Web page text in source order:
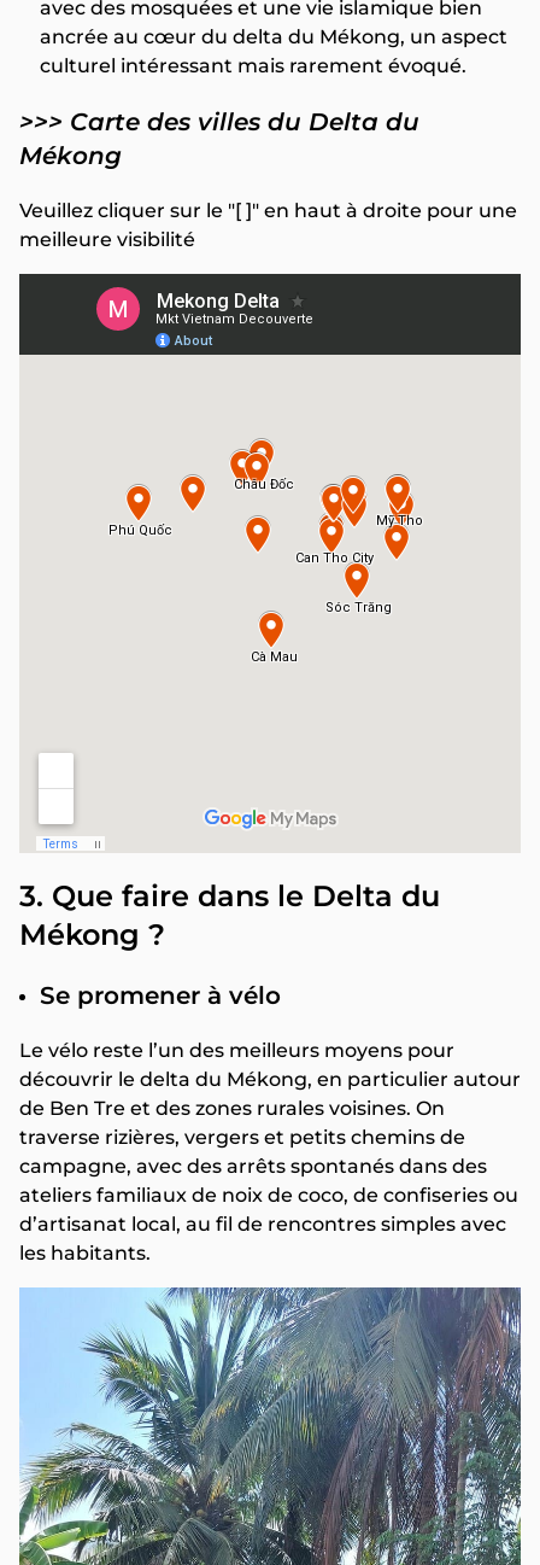
avec des mosquées et une vie islamique bien
ancrée au cœur du delta du Mékong, un aspect
culturel intéressant mais rarement évoqué.
>>> Carte des villes du Delta du
Mékong
Veuillez cliquer sur le "[ ]" en haut à droite pour une
meilleure visibilité
3. Que faire dans le Delta du
Mékong ?
Se promener à vélo
Le vélo reste l’un des meilleurs moyens pour
découvrir le delta du Mékong, en particulier autour
de Ben Tre et des zones rurales voisines. On
traverse rizières, vergers et petits chemins de
campagne, avec des arrêts spontanés dans des
ateliers familiaux de noix de coco, de confiseries ou
d’artisanat local, au fil de rencontres simples avec
les habitants.